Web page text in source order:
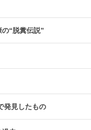
の“脱糞伝説”
発見したもの